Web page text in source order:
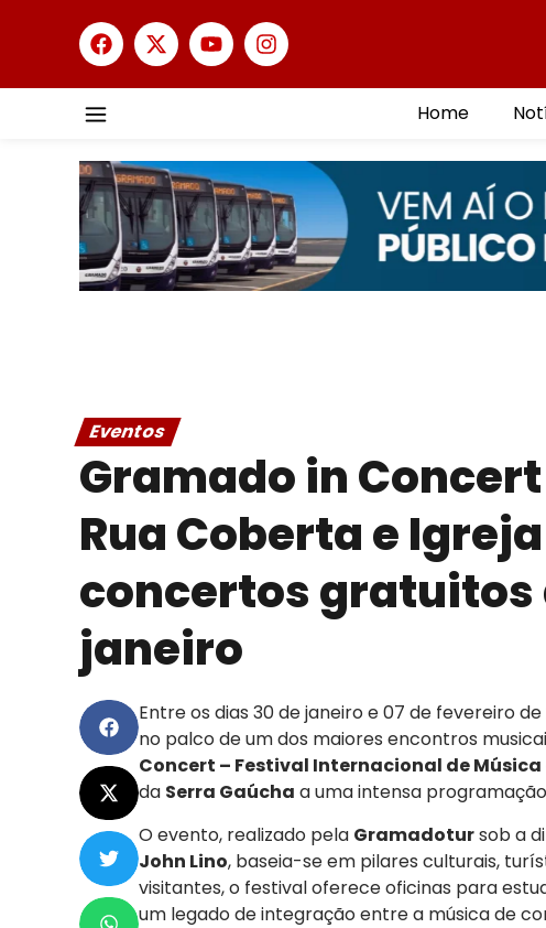
Home
Eventos
Gramado in
Rua Coberta e
concertos gratuitos
janeiro
Entre os dias 30 de janeiro e 07 de fevereiro
no palco de um dos maiores encontros
Concert – Festival Internacional de Música
da Serra Gaúcha a uma intensa
O evento, realizado pela Gramadotursob a
John Lino, baseia-se em pilares culturais,
visitantes, o festival oferece oficinas para
um legado de integração entre a música de